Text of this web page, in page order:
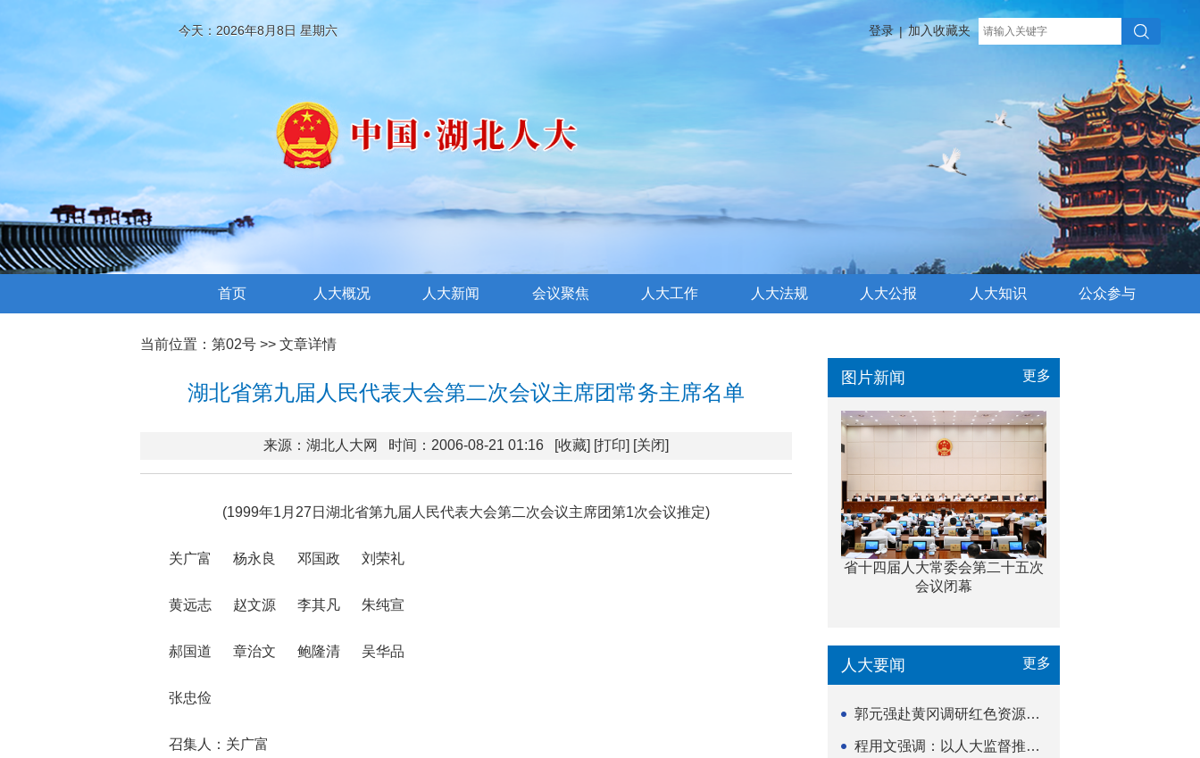
今天：2026年8月8日 星期六 登录 | 加入收藏夹
首页 人大概况 人大新闻 会议聚焦 人大工作 人大法规 人大公报 人大知识 公众参与
当前位置： 第02号 >> 文章详情
湖北省第九届人民代表大会第二次会议主席团常务主席名单
来源：湖北人大网 时间：2006-08-21 01:16 [收藏] [打印] [关闭]
(1999年1月27日湖北省第九届人民代表大会第二次会议主席团第1次会议推定)
关广富 杨永良 邓国政 刘荣礼
黄远志 赵文源 李其凡 朱纯宣
郝国道 章治文 鲍隆清 吴华品
张忠俭
召集人：关广富
图片新闻 更多
省十四届人大常委会第二十五次
会议闭幕
人大要闻 更多
郭元强赴黄冈调研红色资源保护传承立法等工作
程用文强调：以人大监督推动科技金融高质量发展